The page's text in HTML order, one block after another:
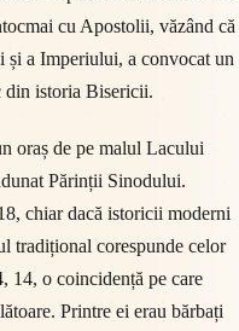
cu Apostolii, văzând că
și a Imperiului, a convocat un
istoria Bisericii.
oraș de pe malul Lacului
Părinții Sinodului.
chiar dacă istoricii moderni
tradițional corespunde celor
14, o coincidență pe care
Printre ei erau bărbați